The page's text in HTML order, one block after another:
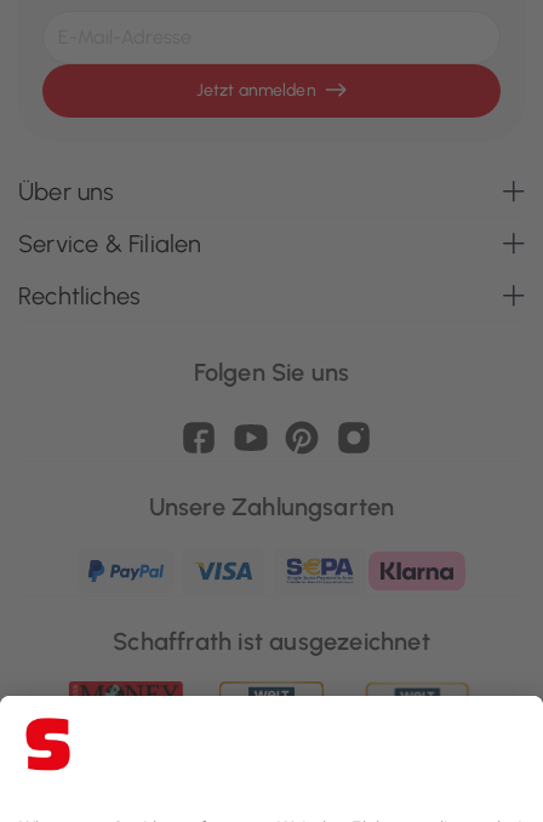
Jetzt anmelden
Über uns
Service & Filialen
Rechtliches
Folgen Sie uns
Unsere Zahlungsarten
Schaffrath ist ausgezeichnet